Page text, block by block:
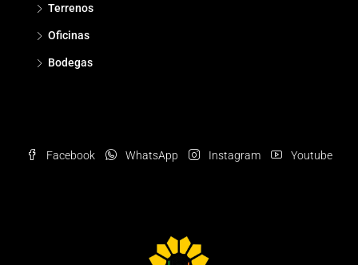
Terrenos
Oficinas
Bodegas
Facebook WhatsApp Instagram Youtube